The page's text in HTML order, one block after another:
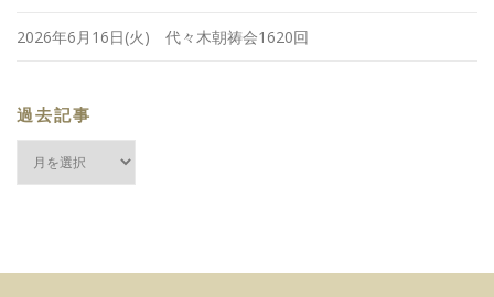
2026年6月16日(火) 代々木朝祷会1620回
過去記事